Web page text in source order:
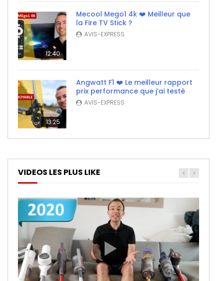
12:40
Mecool Mego1 4k ❤️ Meilleur que
la Fire TV Stick ?
AVIS-EXPRESS
13:25
Angwatt F1 ❤️ Le meilleur rapport
prix performance que j’ai testé
AVIS-EXPRESS
VIDEOS LES PLUS LIKE